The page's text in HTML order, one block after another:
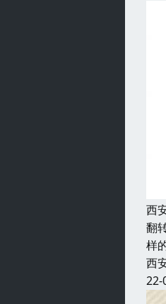
西
翻
样
西
22-